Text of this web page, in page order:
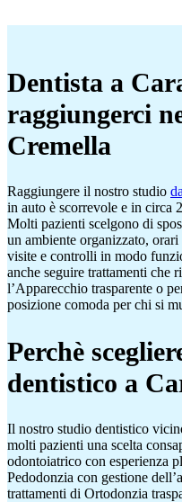
Dentista a
raggiungerci
Cremella
Raggiungere il nostro studio
in auto è scorrevole e in circa
Molti pazienti scelgono di
un ambiente organizzato,
visite e controlli in modo
anche seguire trattamenti che
l’Apparecchio trasparente o
posizione comoda per chi si
Perchè
dentistico a
Il nostro studio dentistico
molti pazienti una scelta
odontoiatrico con esperienza
Pedodonzia con gestione
trattamenti di Ortodonzia